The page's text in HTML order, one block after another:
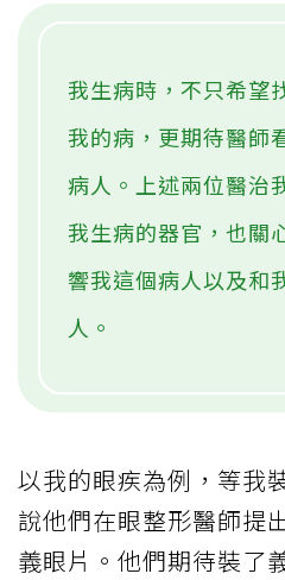
我生病時，不只希望
我的病，更期待醫師
病人。上述兩位醫治
我生病的器官，也關
響我這個病人以及和
人。
以我的眼疾為例，等我
說他們在眼整形醫師提
義眼片。他們期待裝了